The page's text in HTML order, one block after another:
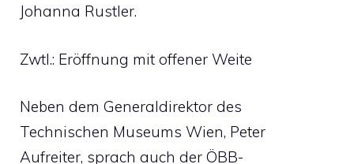
Johanna Rustler.
Zwtl.: Eröffnung mit offener Weite
Neben dem Generaldirektor des
Technischen Museums Wien, Peter
Aufreiter, sprach auch der ÖBB-